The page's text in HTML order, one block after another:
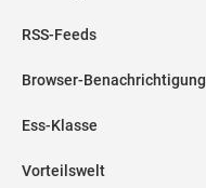
RSS-Feeds
Browser-Benachrichtigung
Ess-Klasse
Vorteilswelt